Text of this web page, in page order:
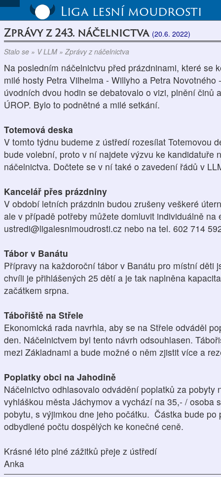
Liga lesní moudrosti
Zprávy z 243. náčelnictva (20.6. 2022)
Stalo se » V LLM » Zprávy z náčelnictva
Na posledním náčelnictvu před prázdninami, které se
milé hosty Petra Vilhelma - Willyho a Petra Novotného
úvodních dvou hodin se debatovalo o vizi, plnění činů
ÚROP. Bylo to podnětné a milé setkání.
Totemová deska
V tomto týdnu budeme z ústředí rozesílat Totemovou
bude volební, proto v ní najdete výzvu ke kandidatuře
náčelnictva. Dočtete se v ní také o zavedení řádů v
Kancelář přes prázdniny
V období letních prázdnin budou zrušeny veškeré
ale v případě potřeby můžete domluvit individuálně na
ustredi@ligalesnimoudrosti.cz nebo na tel. 602 714
Tábor v Banátu
Přípravy na každoroční tábor v Banátu pro místní děti
chvíli je přihlášených 25 dětí a je tak naplněna
začátkem srpna.
Tábořiště na Střele
Ekonomická rada navrhla, aby se na Střele odváděl
den. Náčelnictvem byl tento návrh odsouhlasen.
mezi Základnami a bude možné o něm zjistit více a
Poplatky obci na Jahodině
Náčelnictvo odhlasovalo odvádění poplatků za pobyty
vyhláškou města Jáchymov a vychází na 35,- / osoba
pobytu, s výjimkou dne jeho počátku. Částka bude po
odbydlené počtu dospělých ke konečné ceně.
Krásné léto plné zážitků přeje z ústředí
Anka